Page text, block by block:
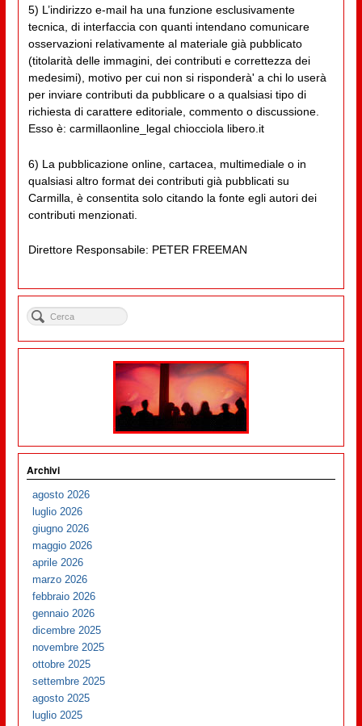
5) L’indirizzo e-mail ha una funzione esclusivamente
tecnica, di interfaccia con quanti intendano comunicare
osservazioni relativamente al materiale già pubblicato
(titolarità delle immagini, dei contributi e correttezza dei
medesimi), motivo per cui non si risponderà' a chi lo userà
per inviare contributi da pubblicare o a qualsiasi tipo di
richiesta di carattere editoriale, commento o discussione.
Esso è: carmillaonline_legal chiocciola libero.it
6) La pubblicazione online, cartacea, multimediale o in
qualsiasi altro format dei contributi già pubblicati su
Carmilla, è consentita solo citando la fonte egli autori dei
contributi menzionati.
Direttore Responsabile: PETER FREEMAN
Archivi
agosto 2026
luglio 2026
giugno 2026
maggio 2026
aprile 2026
marzo 2026
febbraio 2026
gennaio 2026
dicembre 2025
novembre 2025
ottobre 2025
settembre 2025
agosto 2025
luglio 2025